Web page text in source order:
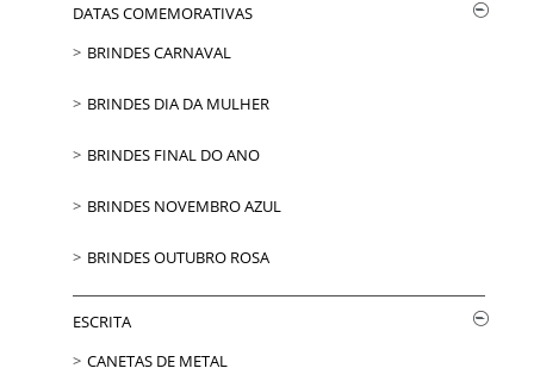
DATAS COMEMORATIVAS
BRINDES CARNAVAL
BRINDES DIA DA MULHER
BRINDES FINAL DO ANO
BRINDES NOVEMBRO AZUL
BRINDES OUTUBRO ROSA
ESCRITA
CANETAS DE METAL